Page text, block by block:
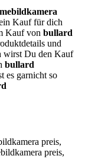
Kauf für dich
Kauf von bullard
und
wirst Du den Kauf
bullard
es garnicht so
bullard waermebildkamera p5eis, bullard waermebildkamera prwis, bullard waermebildkamera prsis, bullard waermebildkamera prdis, bullard waermebildkamera prfis, bullard waermebildkamera prris, bullard waermebildkamera pr3is, bullard waermebildkamera pr4is, bullard waermebildkamera preus, bullard waermebildkamera prejs, bullard waermebildkamera preks, bullard waermebildkamera prels, bullard waermebildkamera preos, bullard waermebildkamera pre8s, bullard waermebildkamera pre9s, bullard waermebildkamera preiq, bullard waermebildkamera preiw, bullard waermebildkamera preie, bullard waermebildkamera preiz, bullard waermebildkamera preix, bullard waermebildkamera preic, bullard waermebildkamera preis, b ullard waermebildkamera preis, vbullard waermebildkamera preis, bvullard waermebildkamera preis, fbullard waermebildkamera preis, bfullard waermebildkamera preis, gbullard waermebildkamera preis, bgullard waermebildkamera preis, hbullard waermebildkamera preis, bhullard waermebildkamera preis, nbullard waermebildkamera preis, bnullard waermebildkamera preis, byullard waermebildkamera preis, buyllard waermebildkamera preis, buhllard waermebildkamera preis, bjullard waermebildkamera preis, bujllard waermebildkamera preis, bkullard waermebildkamera preis, bukllard waermebildkamera preis, biullard waermebildkamera preis, buillard waermebildkamera preis, b7ullard waermebildkamera preis, bu7llard waermebildkamera preis, b8ullard waermebildkamera preis, bu8llard waermebildkamera preis, bupllard waermebildkamera preis, bulplard waermebildkamera preis, buollard waermebildkamera preis, bulolard waermebildkamera preis, bulilard waermebildkamera preis, bulklard waermebildkamera preis, bumllard waermebildkamera preis, bulmlard waermebildkamera preis, bullpard waermebildkamera preis, bulloard waermebildkamera preis, bulliard waermebildkamera preis, bullkard waermebildkamera preis, bullmard waermebildkamera preis, bullqard waermebildkamera preis, bullaqrd waermebildkamera preis, bullward waermebildkamera preis, bullawrd waermebildkamera preis, bullzard waermebildkamera preis, bullazrd waermebildkamera preis, bullxard waermebildkamera preis, bullaxrd waermebildkamera preis, bullaerd waermebildkamera preis, bullared waermebildkamera preis, bulladrd waermebildkamera preis, bullafrd waermebildkamera preis, bullarfd waermebildkamera preis, bullagrd waermebildkamera preis, bullargd waermebildkamera preis, bullatrd waermebildkamera pr